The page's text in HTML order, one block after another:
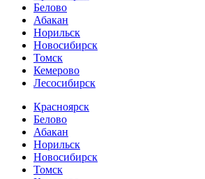
Белово
Абакан
Норильск
Новосибирск
Томск
Кемерово
Лесосибирск
Красноярск
Белово
Абакан
Норильск
Новосибирск
Томск